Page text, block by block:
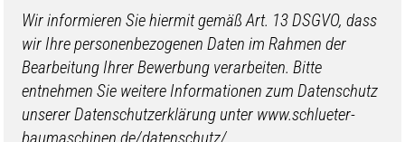
Wir informieren Sie hiermit gemäß Art. 13 DSGVO, dass
wir Ihre personenbezogenen Daten im Rahmen der
Bearbeitung Ihrer Bewerbung verarbeiten. Bitte
entnehmen Sie weitere Informationen zum Datenschutz
unserer Datenschutzerklärung unter www.schlueter-